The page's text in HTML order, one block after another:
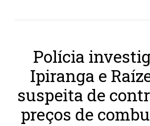
Polícia
Ipiranga e
suspeita de
preços de